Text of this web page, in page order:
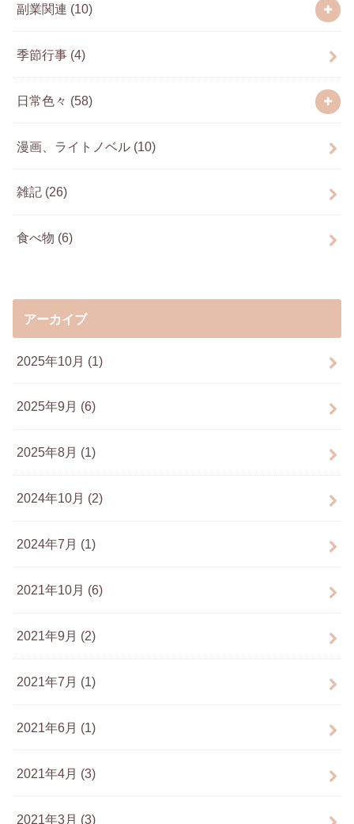
副業関連 (10)
季節行事 (4)
日常色々 (58)
漫画、ライトノベル (10)
雑記 (26)
食べ物 (6)
アーカイブ
2025年10月 (1)
2025年9月 (6)
2025年8月 (1)
2024年10月 (2)
2024年7月 (1)
2021年10月 (6)
2021年9月 (2)
2021年7月 (1)
2021年6月 (1)
2021年4月 (3)
2021年3月 (3)